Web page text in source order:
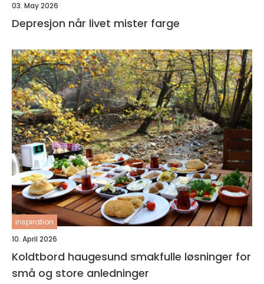
03. May 2026
Depresjon når livet mister farge
inspiration
10. April 2026
Koldtbord haugesund smakfulle løsninger for
små og store anledninger